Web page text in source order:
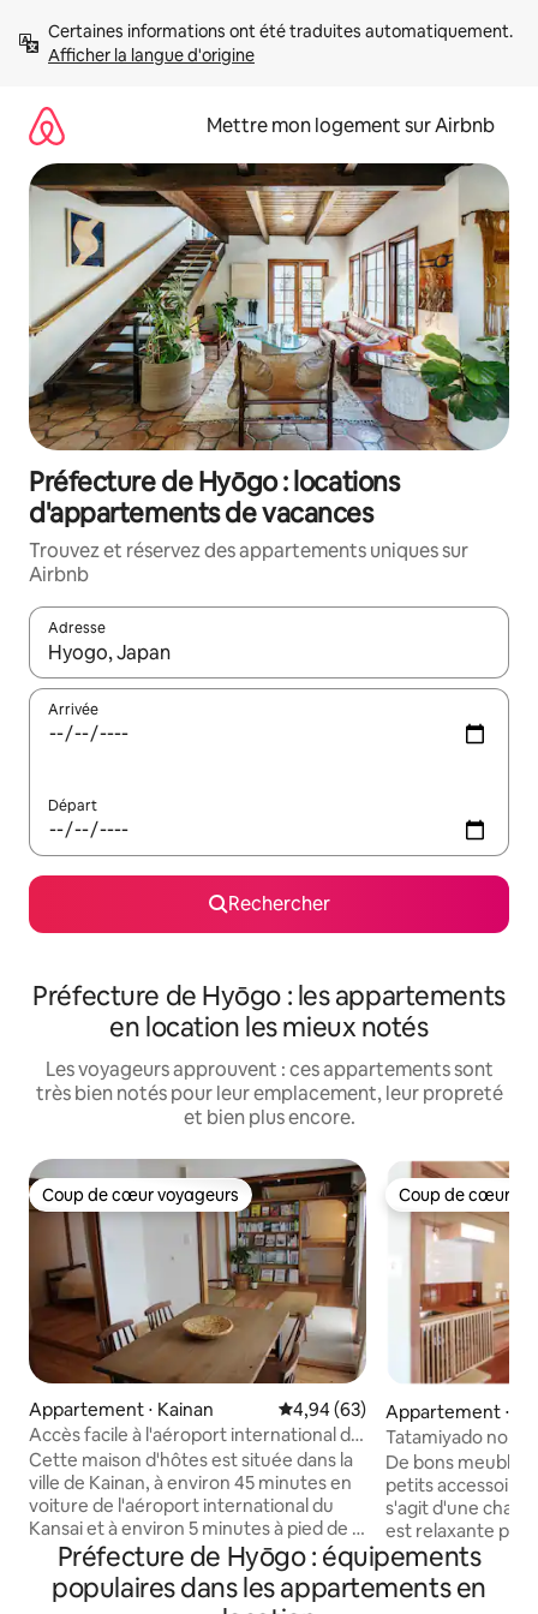
directement
Afficher la langue d'origine
Mettre mon logement sur Airbnb
Préfecture de Hyōgo : locations
d'appartements de vacances
Trouvez et réservez des appartements uniques sur
Airbnb
Adresse
Lorsque les résultats s'affichent, utilisez les flèches vers le
Arrivée
Départ
Rechercher
Préfecture de Hyōgo : les appartements
en location les mieux notés
Les voyageurs approuvent : ces appartements sont
très bien notés pour leur emplacement, leur propreté
et bien plus encore.
Coup de cœur voyageurs
Coup de cœur voyageurs
Appartement ⋅ Kainan Évaluation moyenne sur la
4,94 (63)
Accès facile à l'aéroport international du
Kansai, à Shirahama et à Kumano. À
environ 5 minutes à pied de la gare JR
Kainan. Une maison d'hôtes pour
voyager comme si vous y viviez
Cette maison d'hôtes est située dans la
ville de Kainan, à environ 45 minutes en
voiture de l'aéroport international du
Kansai et à environ 5 minutes à pied de la
gare JR Kainan. En été, la plage est
également à environ 10 minutes en
voiture. [Il s'agit d'une maison d'hôtes
Coup de cœur
Coup de cœur
Appartement ⋅
d, Kobe
Tatamiyado no
appartement
De bons meubles
petits
s'agit d'une
est relaxante
L'escalier ancien
Il s'agit d'une
avec des tatamis
Préfecture de Hyōgo : équipements
populaires dans les appartements en